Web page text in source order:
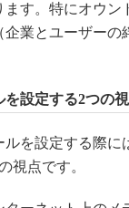
す。特にオウ
業とユーザー
設定する2つの
を設定する際に
視点です。